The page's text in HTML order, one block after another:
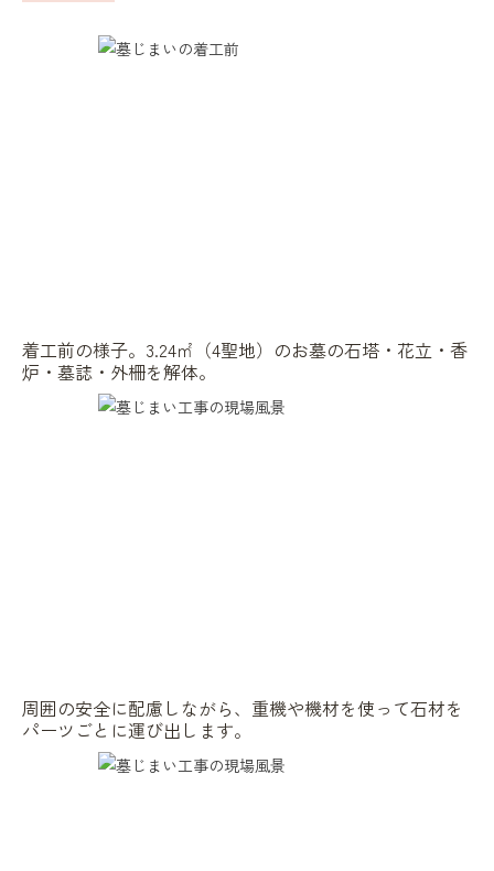
着工前の様子。3.24㎡（4聖地）のお墓の石塔・花立・香
炉・墓誌・外柵を解体。
周囲の安全に配慮しながら、重機や機材を使って石材を
パーツごとに運び出します。